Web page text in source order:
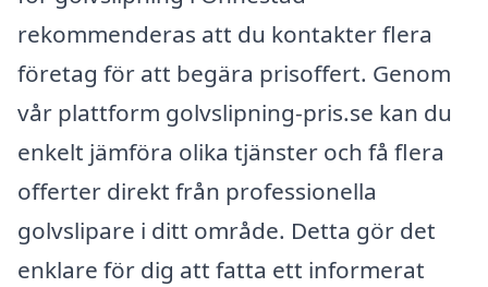
rekommenderas att du kontakter flera
företag för att begära prisoffert. Genom
vår plattform golvslipning-pris.se kan du
enkelt jämföra olika tjänster och få flera
offerter direkt från professionella
golvslipare i ditt område. Detta gör det
enklare för dig att fatta ett informerat